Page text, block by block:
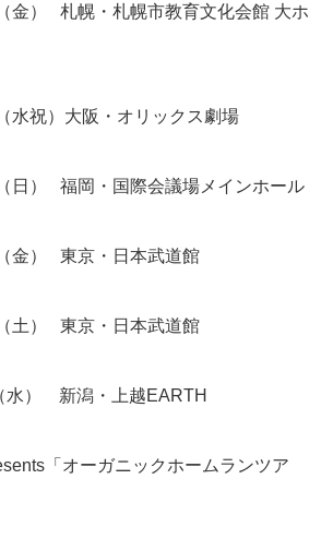
札幌・札幌市教育文化会館 大ホ
）大阪・オリックス劇場
福岡・国際会議場メインホール
東京・日本武道館
東京・日本武道館
新潟・上越EARTH
「オーガニックホームランツア